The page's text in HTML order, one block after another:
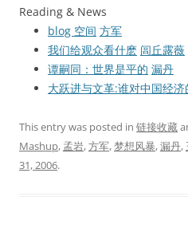
Reading & News
blog 空间 方军
我们给观众看什麽 闾丘露薇
谭嗣同：世界是平的 漏丹
大跃进与文革:谁对中国经济
This entry was posted in 链接收藏
Mashup, 孟岩,方军,梦想风暴,漏丹,
31, 2006.